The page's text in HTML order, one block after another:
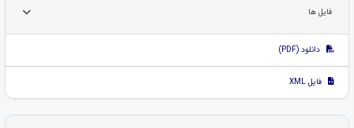
فایل ها
دانلود (PDF)
فایل XML